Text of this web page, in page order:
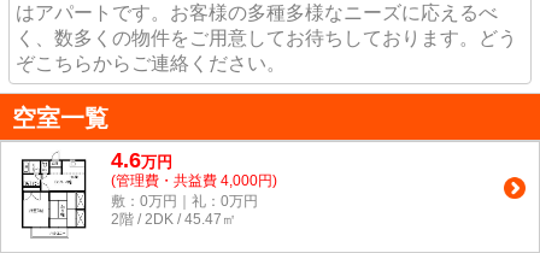
はアパートです。お客様の多種多様なニーズに応えるべ
く、数多くの物件をご用意してお待ちしております。どう
ぞこちらからご連絡ください。
空室一覧
4.6万円
(管理費・共益費 4,000円)
敷：0万円｜礼：0万円
2階 / 2DK / 45.47㎡